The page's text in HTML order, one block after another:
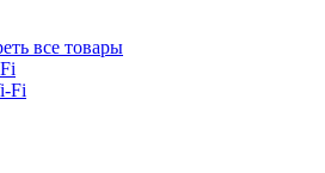
все товары
Fi